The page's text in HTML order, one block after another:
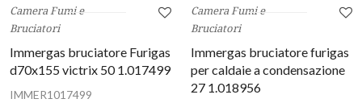
Camera Fumi e
Bruciatori
Immergas bruciatore Furigas
d70x155 victrix 50 1.017499
IMMER1017499
Camera Fumi e
Bruciatori
Immergas bruciatore furigas
per caldaie a condensazione
27 1.018956